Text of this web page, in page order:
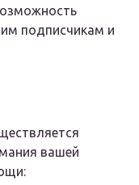
подписчикам и
вашей